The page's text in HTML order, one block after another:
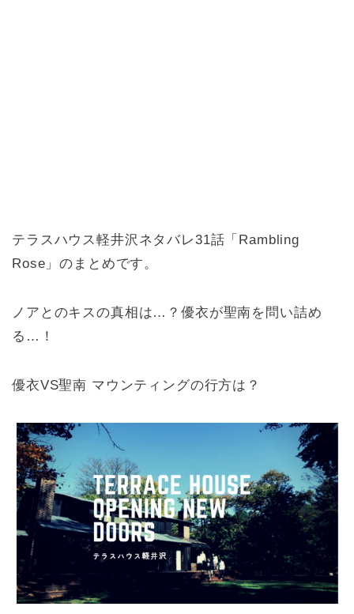
テラスハウス軽井沢ネタバレ31話「Rambling
Rose」のまとめです。
ノアとのキスの真相は…？優衣が聖南を問い詰め
る…！
優衣VS聖南 マウンティングの行方は？